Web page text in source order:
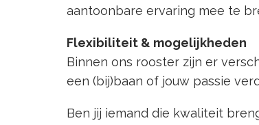
aantoonbare ervaring mee te
Flexibiliteit & mogelijkheden
Binnen ons rooster zijn er
een (bij)baan of jouw passie
Ben jij iemand die kwaliteit